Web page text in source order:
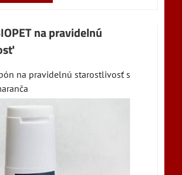
na pravidelnú
na pravidelnú starostlivosť s